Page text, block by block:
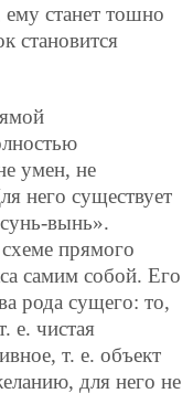
станет тошно
становится
умен, не
него существует
вынь».
прямого
самим собой. Его
рода сущего: то,
е. чистая
т. е. объект
для него не